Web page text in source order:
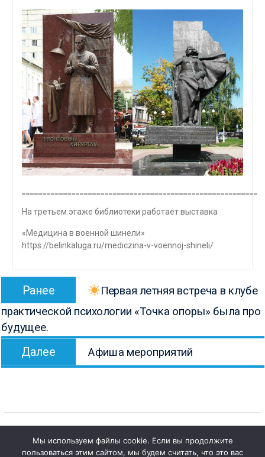
На третьем этаже библиотеки работает выставка
«Медицина в военной шинели»
https://belinkaluga.ru/mediczina-v-voennoj-shineli/
Навигация
записям
Ранее Предыдущая
запись:
Первая летняя встреча в клубе
практической психологии «Точка опоры» была про
будущее.
Далее Следующая
запись:
Афиша мероприятий
Мы используем файлы cookie. Если вы продолжите
пользоваться этим сайтом, мы будем считать, что это вас
1